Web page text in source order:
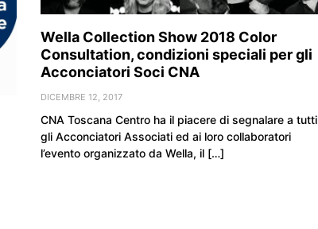
Wella Collection Show 2018 Color
Consultation, condizioni speciali per gli
Acconciatori Soci CNA
DICEMBRE 12, 2017
CNA Toscana Centro ha il piacere di segnalare a tutti
gli Acconciatori Associati ed ai loro collaboratori
l’evento organizzato da Wella, il […]